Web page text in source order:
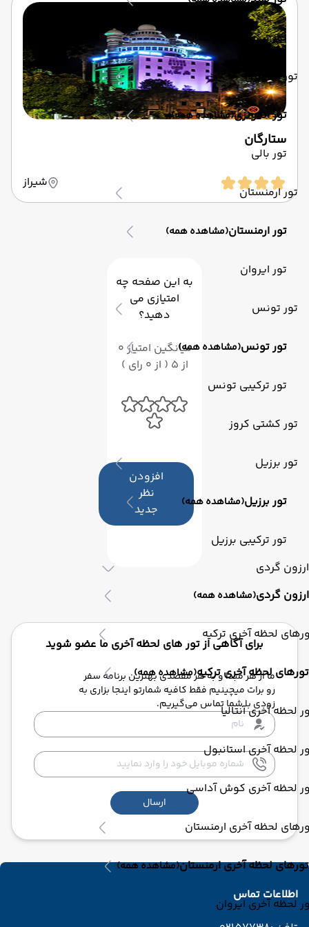
تور ترکیبی هندوستان
تور اندونزی
تور اندونزی(مشاهده همه)
تور بالی
تور ارمنستان
تور ارمنستان(مشاهده همه)
تور ایروان
تور تونس
تور تونس(مشاهده همه)
تور ترکیبی تونس
تور کشتی کروز
تور برزیل
تور برزیل(مشاهده همه)
تور ترکیبی برزیل
ارزون گردی
ارزون گردی(مشاهده همه)
لحظه آخری ترکیه
تورهای لحظه آخری ترکیه(مشاهده همه)
لحظه آخری آنتالیا
لحظه آخری استانبول
لحظه آخری کوش آداسی
لحظه آخری ارمنستان
تورهای لحظه آخری ارمنستان(مشاهده همه)
لحظه آخری ایروان
ستارگان
شیراز
به این صفحه چه
امتیازی می
دهید؟
میانگین امتیاز 0
از 5 ( از 0 رای )
افزودن
نظر
جدید
برای آگاهی از تور های لحظه آخری ما عضو شوید
ما از هر مبدا و به هر مقصدی بهترین برنامه سفر
رو برات میچینیم فقط کافیه شمارتو اینجا بزاری به
زودی با شما تماس می‌گیریم.
ارسال
اطلاعات تماس